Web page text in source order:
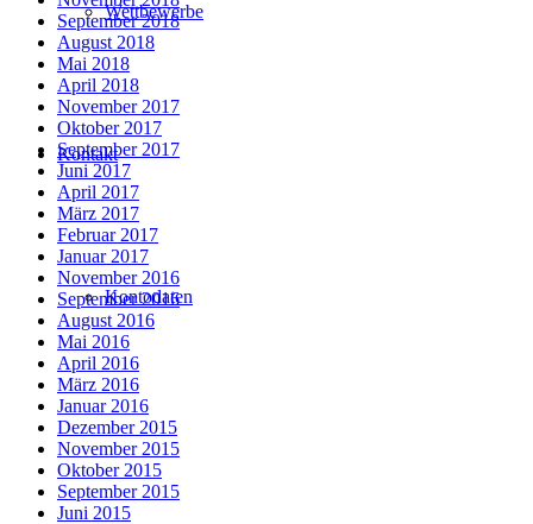
Wettbewerbe
Kontakt
Kontodaten
September 2018
August 2018
Mai 2018
April 2018
November 2017
Oktober 2017
September 2017
Juni 2017
April 2017
März 2017
Februar 2017
Januar 2017
November 2016
September 2016
August 2016
Mai 2016
April 2016
März 2016
Januar 2016
Dezember 2015
November 2015
Oktober 2015
September 2015
Juni 2015